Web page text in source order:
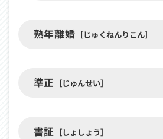
熟年離婚 ［じゅくねんりこん］
準正 ［じゅんせい］
書証 ［しょしょう］